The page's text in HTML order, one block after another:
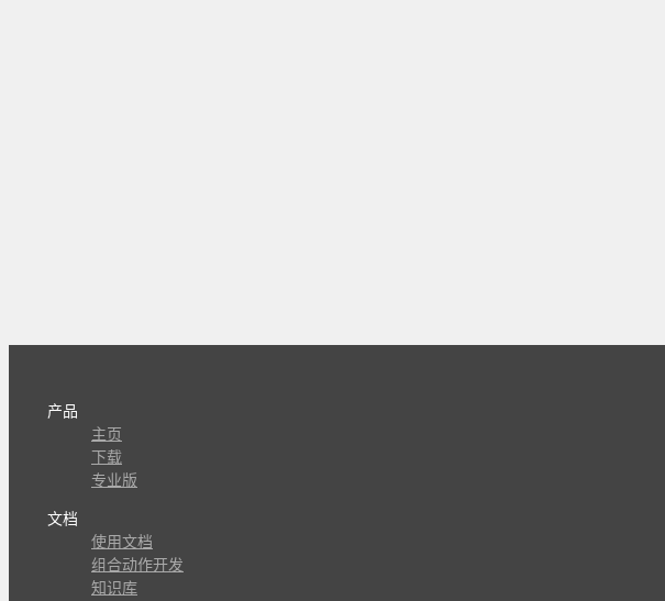
产品
主页
下载
专业版
文档
使用文档
组合动作开发
知识库